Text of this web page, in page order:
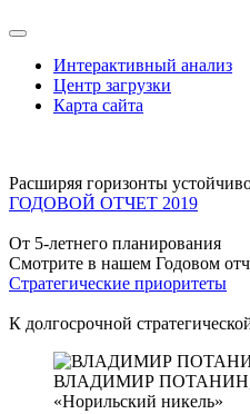
Интерактивный анализ
Центр загрузки
Карта сайта
Расширяя горизонты
ГОДОВОЙ ОТЧЕТ 2019
От 5-летнего планирования
Смотрите в нашем Годовом
Стратегические приоритеты
К долгосрочной
ВЛАДИМИР
«Норильский никель»